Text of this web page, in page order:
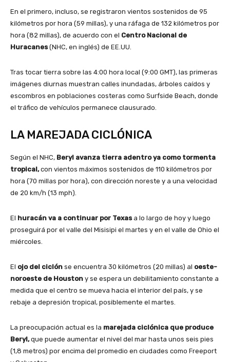
En el primero, incluso, se registraron vientos sostenidos de 95
kilómetros por hora (59 millas), y una ráfaga de 132 kilómetros por
hora (82 millas), de acuerdo con el Centro Nacional de
Huracanes(NHC, en inglés) de EE.UU.
Tras tocar tierra sobre las 4:00 hora local (9:00 GMT), las primeras
imágenes diurnas muestran calles inundadas, árboles caídos y
escombros en poblaciones costeras como Surfside Beach, donde
el tráfico de vehículos permanece clausurado.
LA MAREJADA CICLÓNICA
Según el NHC, Beryl avanza tierra adentro ya como tormenta
tropical,con vientos máximos sostenidos de 110 kilómetros por
hora (70 millas por hora), con dirección noreste y a una velocidad
de 20 km/h (13 mph).
El huracán va a continuar por Texasa lo largo de hoy y luego
proseguirá por el valle del Misisipi el martes y en el valle de Ohio el
miércoles.
El ojo del ciclón se encuentra 30 kilómetros (20 millas) al oeste-
noroeste de Houston y se espera un debilitamiento constante a
medida que el centro se mueva hacia el interior del país, y se
rebaje a depresión tropical, posiblemente el martes.
La preocupación actual es la marejada ciclónica que produce
Beryl,que puede aumentar el nivel del mar hasta unos seis pies
(1,8 metros) por encima del promedio en ciudades como Freeport